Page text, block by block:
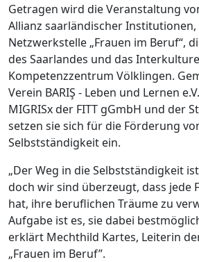
Getragen wird die Veranstaltung
Allianz saarländischer
Netzwerkstelle „Frauen im Beruf“,
des Saarlandes und das
Kompetenzzentrum Völklingen.
Verein BARIŞ - Leben und Lernen
MIGRISx der FITT gGmbH und der
setzen sie sich für die Förderung
Selbstständigkeit ein.
„Der Weg in die Selbstständigkeit
doch wir sind überzeugt, dass jede
hat, ihre beruflichen Träume zu
Aufgabe ist es, sie dabei
erklärt Mechthild Kartes, Leiterin
„Frauen im Beruf”.